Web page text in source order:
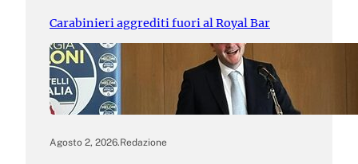
Carabinieri aggrediti fuori al Royal Bar
Agosto 2, 2026.Redazione